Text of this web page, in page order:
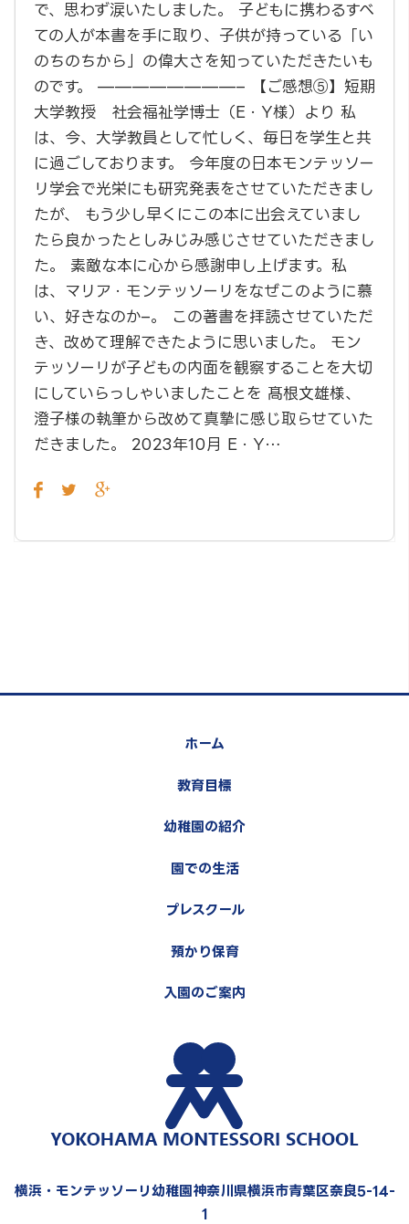
で、思わず涙いたしました。 子どもに携わるすべ
ての人が本書を手に取り、子供が持っている「い
のちのちから」の偉大さを知っていただきたいも
のです。 ————————– 【ご感想⑤】短期
大学教授 社会福祉学博士（E・Y様）より 私
は、今、大学教員として忙しく、毎日を学生と共
に過ごしております。 今年度の日本モンテッソー
リ学会で光栄にも研究発表をさせていただきまし
たが、 もう少し早くにこの本に出会えていまし
たら良かったとしみじみ感じさせていただきまし
た。 素敵な本に心から感謝申し上げます。私
は、マリア・モンテッソーリをなぜこのように慕
い、好きなのか–。 この著書を拝読させていただ
き、改めて理解できたように思いました。 モン
テッソーリが子どもの内面を観察することを大切
にしていらっしゃいましたことを 髙根文雄様、
澄子様の執筆から改めて真摯に感じ取らせていた
だきました。 2023年10月 E・Y…
ホーム
教育目標
幼稚園の紹介
園での生活
プレスクール
預かり保育
入園のご案内
横浜・モンテッソーリ幼稚園神奈川県横浜市青葉区奈良5-14-
1